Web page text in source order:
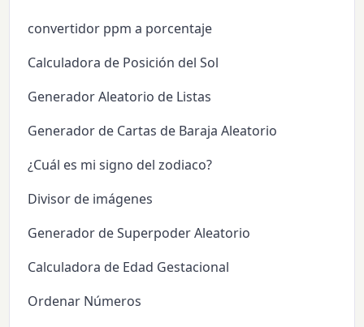
convertidor ppm a porcentaje
Calculadora de Posición del Sol
Generador Aleatorio de Listas
Generador de Cartas de Baraja Aleatorio
¿Cuál es mi signo del zodiaco?
Divisor de imágenes
Generador de Superpoder Aleatorio
Calculadora de Edad Gestacional
Ordenar Números